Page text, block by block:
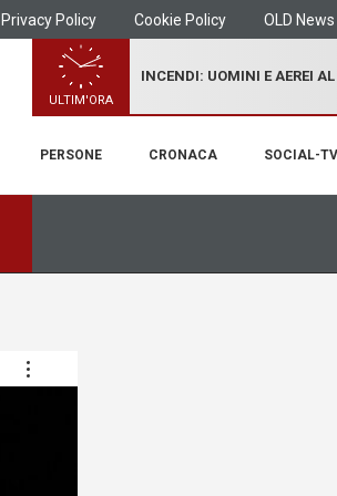
Privacy Policy Cookie Policy OLD
ULTIM'ORA
INCENDI: UOMINI E AEREI
PERSONE CRONACA SOCIAL-TV